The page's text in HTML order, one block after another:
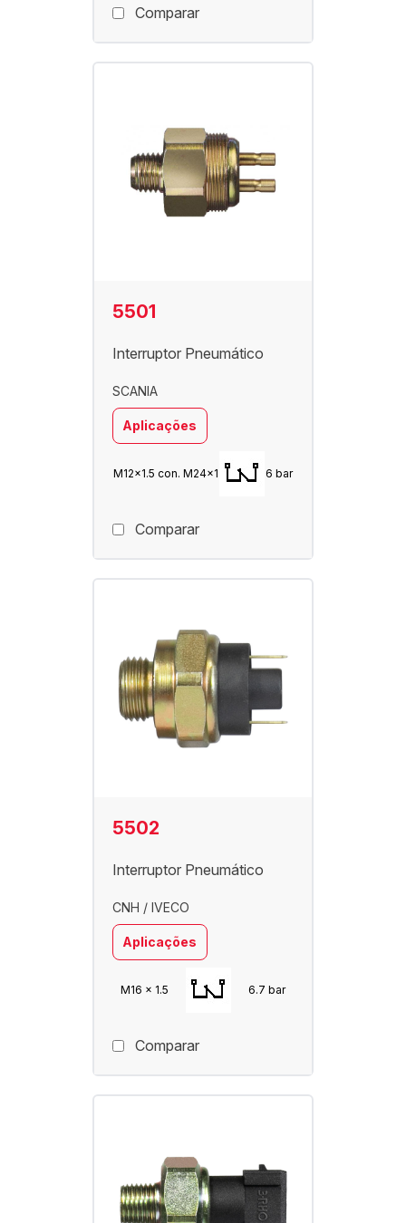
Comparar
5501
Interruptor Pneumático
SCANIA
Aplicações
M12x1.5 con. M24x1 6 bar
Comparar
5502
Interruptor Pneumático
CNH / IVECO
Aplicações
M16 x 1.5 6.7 bar
Comparar